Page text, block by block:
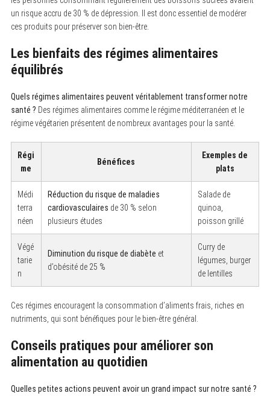
un risque accru de 30 % de dépression. Il est donc essentiel de modérer
ces produits pour préserver son bien-être.
Les bienfaits des régimes alimentaires
équilibrés
Quels régimes alimentaires peuvent véritablement transformer notre
santé ? Des régimes alimentaires comme le régime méditerranéen et le
régime végétarien présentent de nombreux avantages pour la santé.
Régi
me
Bénéfices
Exemples de
plats
Médi
terra
néen
Réduction du risque de maladies
cardiovasculaires de 30 % selon
plusieurs études
Salade de
quinoa,
poisson grillé
Végé
tarie
n
Diminution du risque de diabète et
d’obésité de 25 %
Curry de
légumes, burger
de lentilles
Ces régimes encouragent la consommation d’aliments frais, riches en
nutriments, qui sont bénéfiques pour le bien-être général.
Conseils pratiques pour améliorer son
alimentation au quotidien
Quelles petites actions peuvent avoir un grand impact sur notre santé ?
o
r